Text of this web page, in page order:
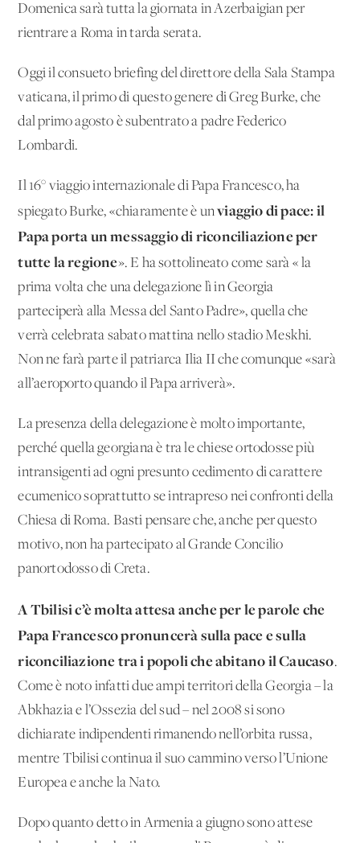
Domenica sarà tutta la giornata in Azerbaigian per
rientrare a Roma in tarda serata.
Oggi il consueto briefing del direttore della Sala Stampa
vaticana, il primo di questo genere di Greg Burke, che
dal primo agosto è subentrato a padre Federico
Lombardi.
Il 16° viaggio internazionale di Papa Francesco, ha
spiegato Burke, «chiaramente è unviaggio di pace: il
Papa porta un messaggio di riconciliazione per
tutte la regione». E ha sottolineato come sarà « la
prima volta che una delegazione lì in Georgia
parteciperà alla Messa del Santo Padre», quella che
verrà celebrata sabato mattina nello stadio Meskhi.
Non ne farà parte il patriarca Ilia II che comunque «sarà
all’aeroporto quando il Papa arriverà».
La presenza della delegazione è molto importante,
perché quella georgiana è tra le chiese ortodosse più
intransigenti ad ogni presunto cedimento di carattere
ecumenico soprattutto se intrapreso nei confronti della
Chiesa di Roma. Basti pensare che, anche per questo
motivo, non ha partecipato al Grande Concilio
panortodosso di Creta.
A Tbilisi c’è molta attesa anche per le parole che
Papa Francesco pronuncerà sulla pace e sulla
riconciliazione tra i popoli che abitano il Caucaso.
Come è noto infatti due ampi territori della Georgia – la
Abkhazia e l’Ossezia del sud – nel 2008 si sono
dichiarate indipendenti rimanendo nell’orbita russa,
mentre Tbilisi continua il suo cammino verso l’Unione
Europea e anche la Nato.
Dopo quanto detto in Armenia a giugno sono attese